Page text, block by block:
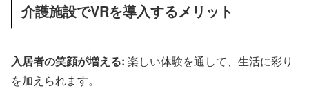
介護施設でVRを導入するメリット
入居者の笑顔が増える: 楽しい体験を通して、生活に彩り
を加えられます。